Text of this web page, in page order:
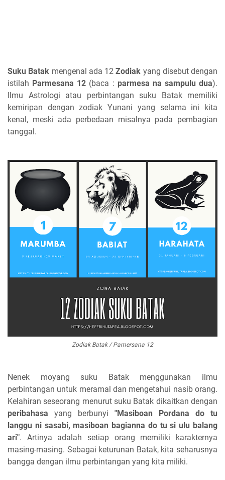
Suku Batak mengenal ada 12Zodiak yang disebut dengan
istilah Parmesana 12 (baca : parmesa na sampulu dua).
Ilmu Astrologi atau perbintangan suku Batak memiliki
kemiripan dengan zodiak Yunani yang selama ini kita
kenal, meski ada perbedaan misalnya pada pembagian
tanggal.
Zodiak Batak / Pamersana 12
Nenek moyang suku Batak menggunakan ilmu
perbintangan untuk meramal dan mengetahui nasib orang.
Kelahiran seseorang menurut suku Batak dikaitkan dengan
peribahasa yang berbunyi "Masiboan Pordana do tu
langgu ni sasabi, masiboan bagianna do tu si ulu balang
ari". Artinya adalah setiap orang memiliki karakternya
masing-masing. Sebagai keturunan Batak, kita seharusnya
bangga dengan ilmu perbintangan yang kita miliki.